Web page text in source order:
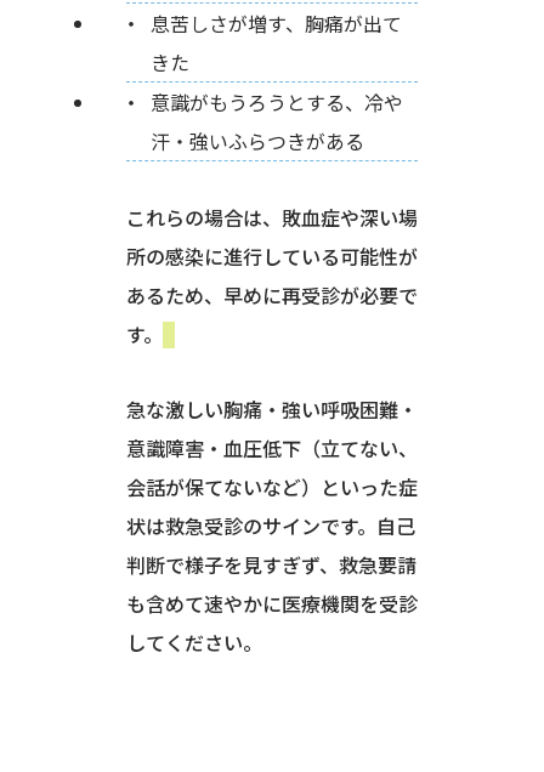
息苦しさが増す、胸痛が出て
きた
意識がもうろうとする、冷や
汗・強いふらつきがある
これらの場合は、敗血症や深い場
所の感染に進行している可能性が
あるため、早めに再受診が必要で
す。
急な激しい胸痛・強い呼吸困難・
意識障害・血圧低下（立てない、
会話が保てないなど）といった症
状は救急受診のサインです。自己
判断で様子を見すぎず、救急要請
も含めて速やかに医療機関を受診
してください。